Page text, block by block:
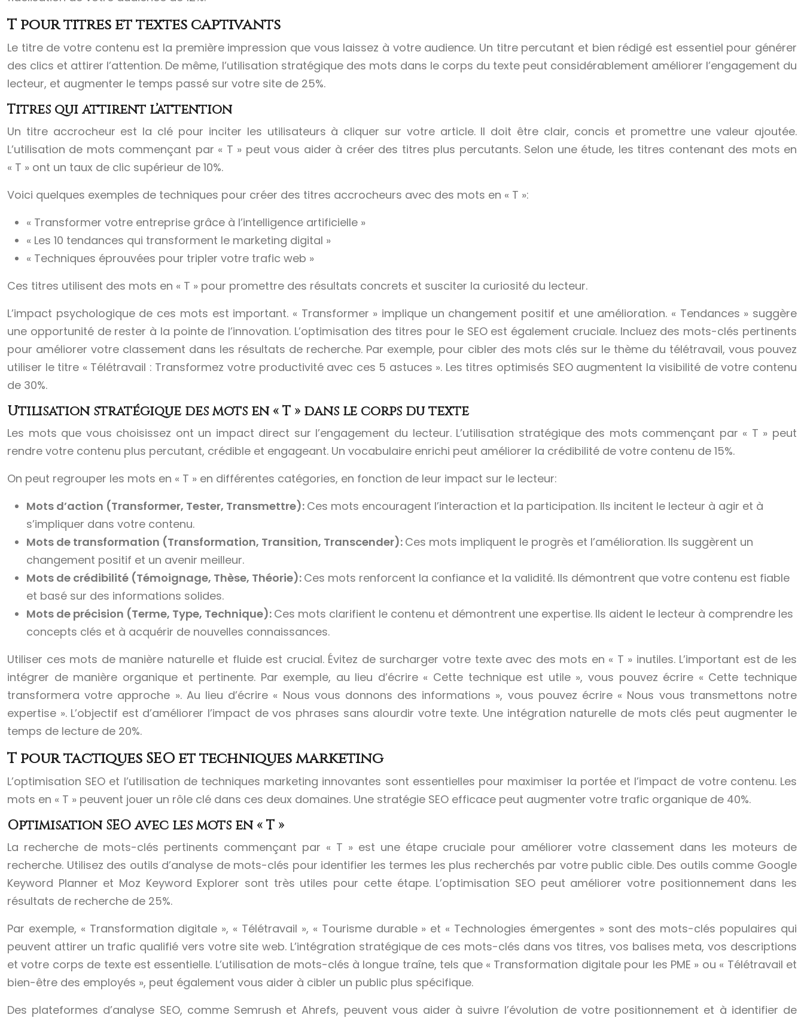
T pour titres et textes captivants
Le titre de votre contenu est la première impression que vous laissez à votre audience. Un titre percutant et bien rédigé est essentiel pour générer
des clics et attirer l’attention. De même, l’utilisation stratégique des mots dans le corps du texte peut considérablement améliorer l’engagement du
lecteur, et augmenter le temps passé sur votre site de 25%.
Titres qui attirent l’attention
Un titre accrocheur est la clé pour inciter les utilisateurs à cliquer sur votre article. Il doit être clair, concis et promettre une valeur ajoutée.
L’utilisation de mots commençant par « T » peut vous aider à créer des titres plus percutants. Selon une étude, les titres contenant des mots en
« T » ont un taux de clic supérieur de 10%.
Voici quelques exemples de techniques pour créer des titres accrocheurs avec des mots en « T »:
« Transformer votre entreprise grâce à l’intelligence artificielle »
« Les 10 tendances qui transforment le marketing digital »
« Techniques éprouvées pour tripler votre trafic web »
Ces titres utilisent des mots en « T » pour promettre des résultats concrets et susciter la curiosité du lecteur.
L’impact psychologique de ces mots est important. « Transformer » implique un changement positif et une amélioration. « Tendances » suggère
une opportunité de rester à la pointe de l’innovation. L’optimisation des titres pour le SEO est également cruciale. Incluez des mots-clés pertinents
pour améliorer votre classement dans les résultats de recherche. Par exemple, pour cibler des mots clés sur le thème du télétravail, vous pouvez
utiliser le titre « Télétravail : Transformez votre productivité avec ces 5 astuces ». Les titres optimisés SEO augmentent la visibilité de votre contenu
de 30%.
Utilisation stratégique des mots en « T » dans le corps du texte
Les mots que vous choisissez ont un impact direct sur l’engagement du lecteur. L’utilisation stratégique des mots commençant par « T » peut
rendre votre contenu plus percutant, crédible et engageant. Un vocabulaire enrichi peut améliorer la crédibilité de votre contenu de 15%.
On peut regrouper les mots en « T » en différentes catégories, en fonction de leur impact sur le lecteur:
Mots d’action (Transformer, Tester, Transmettre): Ces mots encouragent l’interaction et la participation. Ils incitent le lecteur à agir et à
s’impliquer dans votre contenu.
Mots de transformation (Transformation, Transition, Transcender): Ces mots impliquent le progrès et l’amélioration. Ils suggèrent un
changement positif et un avenir meilleur.
Mots de crédibilité (Témoignage, Thèse, Théorie): Ces mots renforcent la confiance et la validité. Ils démontrent que votre contenu est fiable
et basé sur des informations solides.
Mots de précision (Terme, Type, Technique): Ces mots clarifient le contenu et démontrent une expertise. Ils aident le lecteur à comprendre les
concepts clés et à acquérir de nouvelles connaissances.
Utiliser ces mots de manière naturelle et fluide est crucial. Évitez de surcharger votre texte avec des mots en « T » inutiles. L’important est de les
intégrer de manière organique et pertinente. Par exemple, au lieu d’écrire « Cette technique est utile », vous pouvez écrire « Cette technique
transformera votre approche ». Au lieu d’écrire « Nous vous donnons des informations », vous pouvez écrire « Nous vous transmettons notre
expertise ». L’objectif est d’améliorer l’impact de vos phrases sans alourdir votre texte. Une intégration naturelle de mots clés peut augmenter le
temps de lecture de 20%.
T pour tactiques SEO et techniques marketing
L’optimisation SEO et l’utilisation de techniques marketing innovantes sont essentielles pour maximiser la portée et l’impact de votre contenu. Les
mots en « T » peuvent jouer un rôle clé dans ces deux domaines. Une stratégie SEO efficace peut augmenter votre trafic organique de 40%.
Optimisation SEO avec les mots en « T »
La recherche de mots-clés pertinents commençant par « T » est une étape cruciale pour améliorer votre classement dans les moteurs de
recherche. Utilisez des outils d’analyse de mots-clés pour identifier les termes les plus recherchés par votre public cible. Des outils comme Google
Keyword Planner et Moz Keyword Explorer sont très utiles pour cette étape. L’optimisation SEO peut améliorer votre positionnement dans les
résultats de recherche de 25%.
Par exemple, « Transformation digitale », « Télétravail », « Tourisme durable » et « Technologies émergentes » sont des mots-clés populaires qui
peuvent attirer un trafic qualifié vers votre site web. L’intégration stratégique de ces mots-clés dans vos titres, vos balises meta, vos descriptions
et votre corps de texte est essentielle. L’utilisation de mots-clés à longue traîne, tels que « Transformation digitale pour les PME » ou « Télétravail et
bien-être des employés », peut également vous aider à cibler un public plus spécifique.
Des plateformes d’analyse SEO, comme Semrush et Ahrefs, peuvent vous aider à suivre l’évolution de votre positionnement et à identifier de